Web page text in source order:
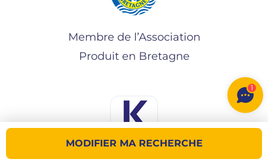
MODIFIER MA RECHERCHE
Membre de l’Association
Produit en Bretagne
1